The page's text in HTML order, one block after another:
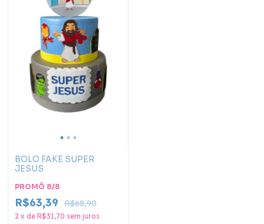
BOLO FAKE SUPER
JESUS
PROMÔ 8/8
R$63,39 R$68,90
2 x de R$31,70 sem juros